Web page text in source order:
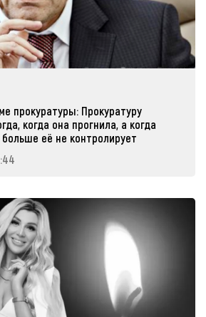
прокуратуры: Прокуратуру
когда она прогнила, а когда
её не контролирует